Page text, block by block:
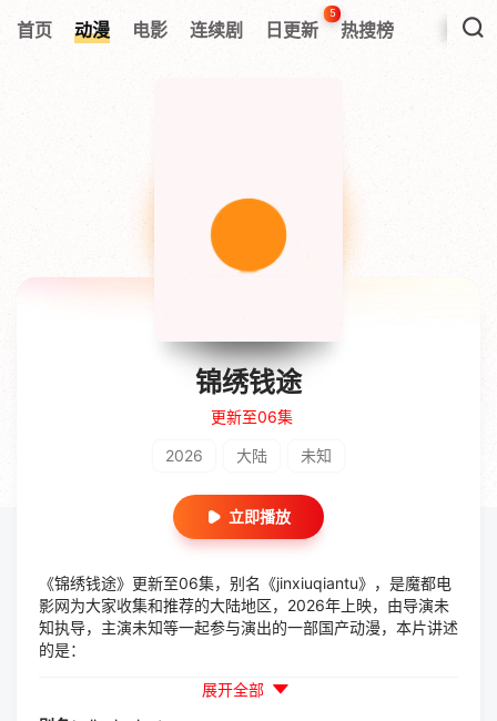
首页 动漫 电影 连续剧 日更新
5
热搜榜
锦绣钱途
更新至06集
2026 大陆 未知
立即播放
《锦绣钱途》更新至06集，别名《jinxiuqiantu》，是魔都电
影网为大家收集和推荐的大陆地区，2026年上映，由导演未
知执导，主演未知等一起参与演出的一部国产动漫，本片讲述
的是：
展开全部